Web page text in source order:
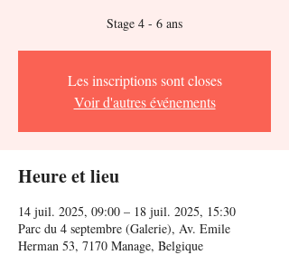
Stage 4 - 6 ans
Les inscriptions sont closes
Voir d'autres événements
Heure et lieu
14 juil. 2025, 09:00 – 18 juil. 2025, 15:30
Parc du 4 septembre (Galerie), Av. Emile
Herman 53, 7170 Manage, Belgique